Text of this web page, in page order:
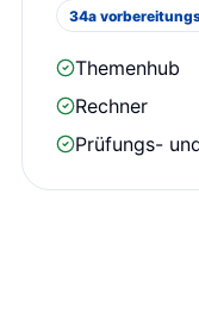
34a
Themenhub
Rechner
Prüfungs-